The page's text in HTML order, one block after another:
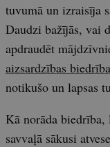
tuvumā un izraisīja
Daudzi bažījās, vai
apdraudēt
aizsardzības biedrība
notikušo un lapsas
Kā norāda
savvaļā sākusi